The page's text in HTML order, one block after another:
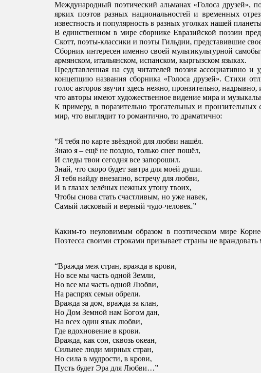
Международный поэтический альманах «Голоса друзей»,
ярких поэтов разных национальностей и временных
известность и популярность в разных уголках нашей
В единственном в мире сборнике Евразийской поэзии
Скотт, поэты-классики и поэты Гильдии, представившие
Сборник интересен именно своей мультикультурной
армянском, итальянском, испанском, кыргызском языках.
Представленная на суд читателей поэзия ассоциативно
концепцию названия сборника «Голоса друзей». Стихи
голос авторов звучит здесь нежно, пронзительно,
что авторы имеют художественное видение мира и
К примеру, в поразительно трогательных и
мир, что выглядит то романтично, то драматично:
“Я тебя по карте звёздной для любви нашёл.
Знаю я – ещё не поздно, только снег пошёл,
И следы твои сегодня все запорошил.
Знай, что скоро будет завтра для моей души.
Я тебя найду внезапно, встречу для любви,
И в глазах зелёных нежных утону твоих,
Чтобы снова стать счастливым, но уже навек,
Самый ласковый и верный чудо-человек.”
Каким-то неуловимым образом в поэтическом мире
Поэтесса своими строками призывает страны не
“Вражда меж стран, вражда в крови,
Но все мы часть одной Земли,
Но все мы часть одной Любви,
На распрях семьи обрели.
Вражда за дом, вражда за клан,
Но Дом Земной нам Богом дан,
На всех один язык любви,
Где вдохновение в крови.
Вражда, как сон, сквозь океан,
Сильнее люди мирных стран,
Но сила в мудрости, в крови,
Пусть будет Эра для Любви…”